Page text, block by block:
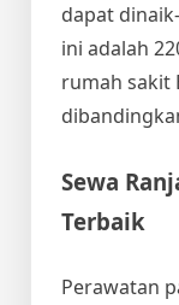
dapat
ini adalah
rumah sakit
Sewa
Terbaik
Perawatan